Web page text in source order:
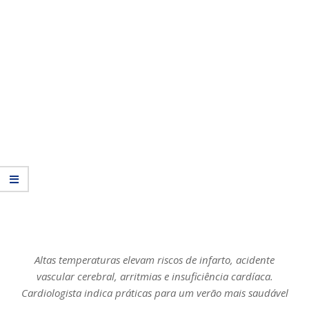
Altas temperaturas elevam riscos de infarto, acidente
vascular cerebral, arritmias e insuficiência cardíaca.
Cardiologista indica práticas para um verão mais saudável